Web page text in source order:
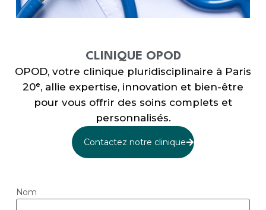
CLINIQUE OPOD
OPOD, votre clinique pluridisciplinaire à Paris
20ᵉ, allie expertise, innovation et bien-être
pour vous offrir des soins complets et
personnalisés.
Contactez notre clinique
Nom